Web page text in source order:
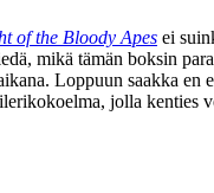
of the Bloody Apes ei
mikä tämän boksin
Loppuun saakka
jolla kenties